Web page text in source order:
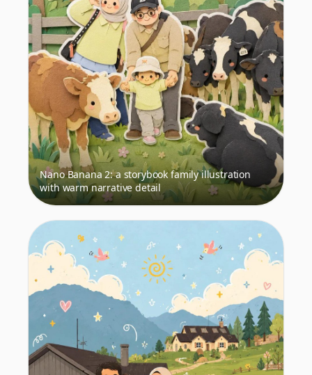
Nano Banana 2: a storybook family illustration
with warm narrative detail